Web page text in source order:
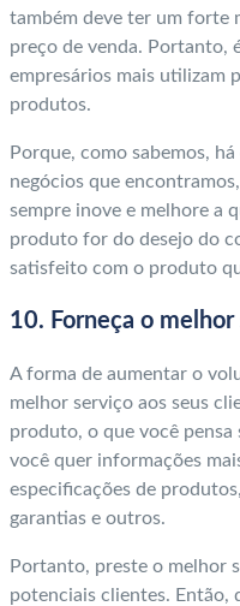
também deve ter um forte
preço de venda. Portanto,
empresários mais utilizam
produtos.
Porque, como sabemos,
negócios que
sempre inove e melhore a
produto for do desejo do
satisfeito com o produto
10. Forneça o
A forma de aumentar o
melhor serviço aos seus
produto, o que você
você quer informações
especificações de
garantias e outros.
Portanto, preste o melhor
potenciais clientes. Então,